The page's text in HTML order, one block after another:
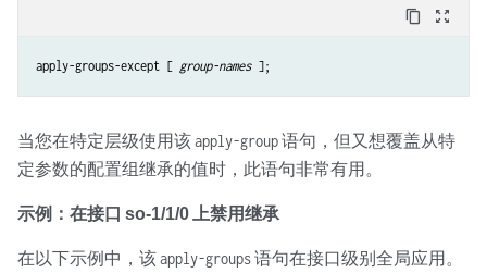
content_copy zoom_out_map
apply-groups-except [ group-names
当您在特定层级使用该apply-group语句，但又想覆盖从特
定参数的配置组继承的值时，此语句非常有用。
示例：在接口 so-1/1/0 上禁用继承
在以下示例中，该apply-groups语句在接口级别全局应用。